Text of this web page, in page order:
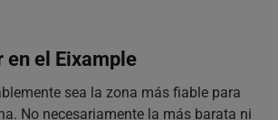
en el Eixample
sea la zona más fiable para
No necesariamente la más barata ni